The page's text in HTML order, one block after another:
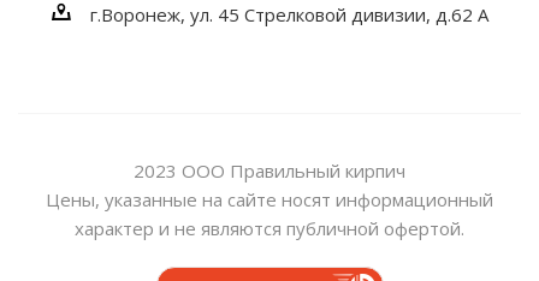
г.Воронеж, ул. 45 Стрелковой дивизии, д.62 А
2023 ООО Правильный кирпич
Цены, указанные на сайте носят информационный
характер и не являются публичной офертой.